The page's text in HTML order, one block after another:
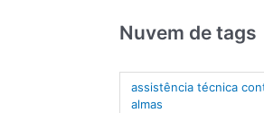
Nuvem de tags
assistência técnica
almas